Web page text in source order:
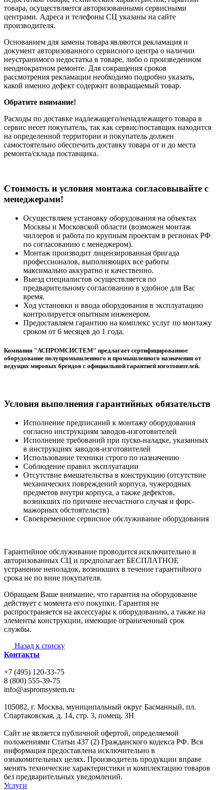
товара, осуществляется авторизованными сервисными
центрами. Адреса и телефоны СЦ указаны на сайте
производителя.
Основанием для замены товара являются рекламация и
документ авторизованного сервисного центра о наличии
неустранимого недостатка в товаре, либо о произведенном
неоднократном ремонте. Для сокращения сроков
рассмотрения рекламации необходимо подробно указать,
какой именно дефект содержит возвращаемый товар.
Обратите внимание!
Расходы по доставке надлежащего/ненадлежащего товара в
сервис несет покупатель, так как сервис/поставщик находится
на определенной территории и покупатель должен
самостоятельно обеспечить доставку товара от и до места
ремонта/склада поставщика.
Cтоимость и условия монтажа согласовывайте с
менеджерами!
Осуществляем установку оборудования на объектах
Москвы и Московской области (возможен монтаж
чиллеров и работа по крупным проектам в регионах РФ
по согласованию с менеджером).
Монтаж производит лицензированная бригада
профессионалов, выполняющих все работы
максимально аккуратно и качественно.
Выезд специалистов осуществляется по
предварительному согласованию в удобное для Вас
время.
Ход установки и ввода оборудования в эксплуатацию
контролируется опытным инженером.
Предоставляем гарантию на комплекс услуг по монтажу
сроком от 6 месяцев до 1 года.
Компания "АСПРОМСИСТЕМ" предлагает сертифицированное
оборудование полупромышленного и промышленного назначения от
ведущих мировых брендов с официальной гарантией изготовителей.
Условия выполнения гарантийных обязательств
Исполнение предписаний к монтажу оборудования
согласно инструкциям заводов-изготовителей
Исполнение требований при пуско-наладке, указанных
в инструкциях заводов-изготовителей
Использование техники строго по назначению
Соблюдение правил эксплуатации
Отсутствие вмешательства в конструкцию (отсутствие
механических повреждений корпуса, чужеродных
предметов внутри корпуса, а также дефектов,
возникших по причине несчастного случая и форс-
мажорных обстоятельств)
Своевременное сервисное обслуживание оборудования
Гарантийное обслуживание проводится исключительно в
авторизованных СЦ и предполагает БЕСПЛАТНОЕ
устранение неполадок, возникших в течение гарантийного
срока не по вине покупателя.
Обращаем Ваше внимание, что гарантия на оборудование
действует с момента его покупки. Гарантия не
распространяется на аксессуары к оборудованию, а также на
элементы конструкции, имеющие ограниченный срок
службы.
Назад к списку
Контакты
+7 (495) 120-33-75
8 (800) 555-39-75
info@aspromsystem.ru
105082, г. Москва, муниципальный округ Басманный, пл.
Спартаковская, д. 14, стр. 3, помещ. 3Н
Сайт не является публичной офертой, определяемой
положениями Статьи 437 (2) Гражданского кодекса РФ. Вся
информация предоставлена исключительно в
ознакомительных целях. Производитель продукции вправе
менять технические характеристики и комплектацию товаров
без предварительных уведомлений.
Услуги